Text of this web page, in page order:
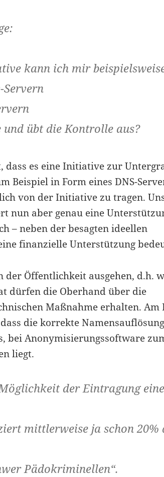
kann ich mir
übt die Kontrolle aus?
dass es eine Initiative zur
Beispiel in Form eines DNS-
von der Initiative zu tragen.
nun aber genau eine
– neben der besagten ideellen
finanzielle Unterstützung
der Öffentlichkeit ausgehen, d.h.
dürfen die Oberhand über die
Maßnahme erhalten. Am
dass die korrekte
bei Anonymisierungssoftware
liegt.
der Eintragung
mittlerweise ja schon 20%
Pädokriminellen“.